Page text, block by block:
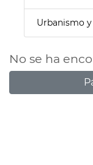
Urbanismo
No se ha